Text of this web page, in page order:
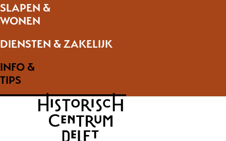
SLAPEN &
WONEN
DIENSTEN & ZAKELIJK
INFO &
TIPS